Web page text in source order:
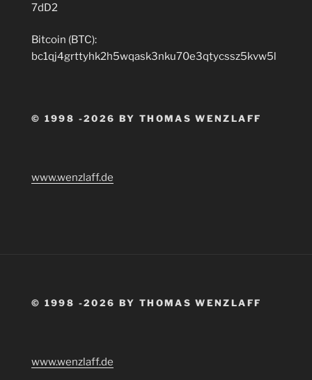
7dD2
Bitcoin (BTC):
bc1qj4grttyhk2h5wqask3nku70e3qtycssz5kvw5l
© 1998 -2026 BY THOMAS WENZLAFF
www.wenzlaff.de
© 1998 -2026 BY THOMAS WENZLAFF
www.wenzlaff.de